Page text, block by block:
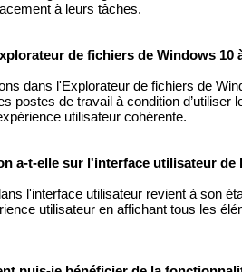
à leurs tâches.
de fichiers de Windows 10
dans l'Explorateur de fichiers de
postes de travail à condition d’utiliser
utilisateur cohérente.
a-t-elle sur l'interface utilisateur de
l'interface utilisateur revient à son
utilisateur en affichant tous les